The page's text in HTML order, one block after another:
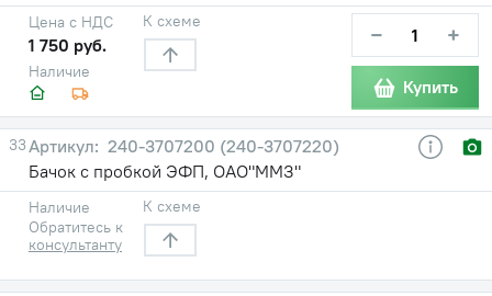
Наличие
Цена с НДС
1 750 руб.
К схеме − +
Купить
33
240-3707200 (240-3707220)
Бачок с пробкой ЭФП, ОАО"ММЗ"
Наличие
Обратитесь к
консультанту
К схеме